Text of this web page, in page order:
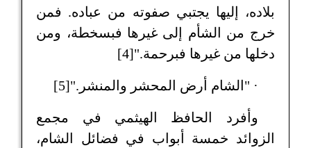
بلاده، إليها يجتبي صفوته من عباده. فمن
خرج من الشأم إلى غيرها فبسخطة، ومن
دخلها من غيرها فبرحمة."[4]
· "الشام أرض المحشر والمنشر."[5]
وأفرد الحافظ الهيثمي في مجمع
الزوائد خمسة أبواب في فضائل الشام،